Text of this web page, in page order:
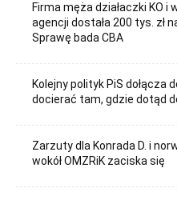
Firma męża działaczki KO
agencji dostała 200 tys. zł
Sprawę bada CBA
Kolejny polityk PiS dołącza
docierać tam, gdzie dotąd
Zarzuty dla Konrada D. i
wokół OMZRiK zaciska się